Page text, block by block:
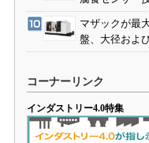
マザックが最
盤、大径およ
コーナーリンク
インダストリー4.0特集